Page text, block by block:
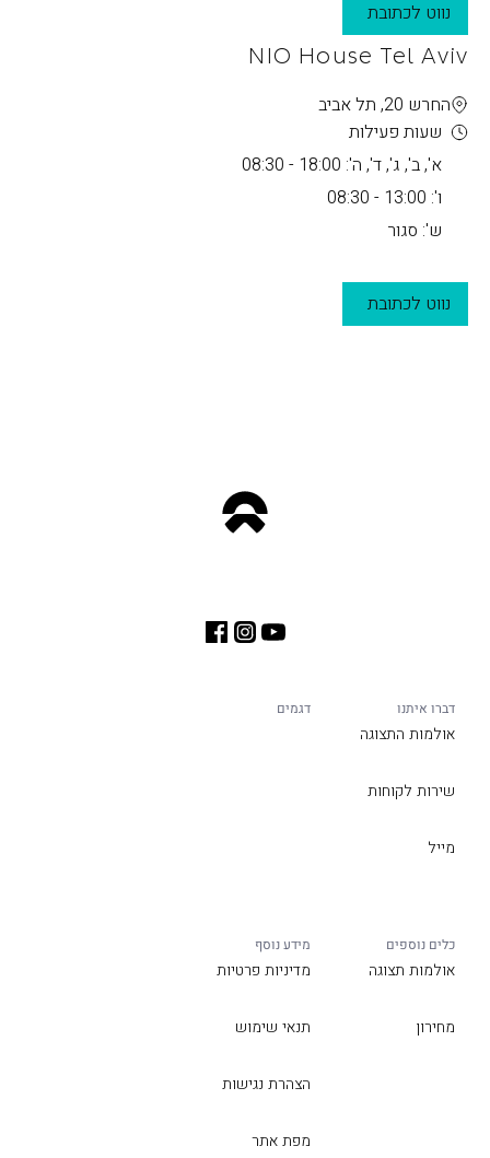
נווט לכתובת
NIO House Tel Aviv
החרש 20, תל אביב
שעות פעילות
א', ב', ג', ד', ה': 18:00 - 08:30
ו': 13:00 - 08:30
ש': סגור
נווט לכתובת
דברו איתנו
אולמות התצוגה
שירות לקוחות
מייל
דגמים
כלים נוספים
אולמות תצוגה
מחירון
מידע נוסף
מדיניות פרטיות
תנאי שימוש
הצהרת נגישות
מפת אתר